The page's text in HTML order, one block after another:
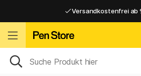
Versandkostenfrei ab
Versandkostenfrei ab